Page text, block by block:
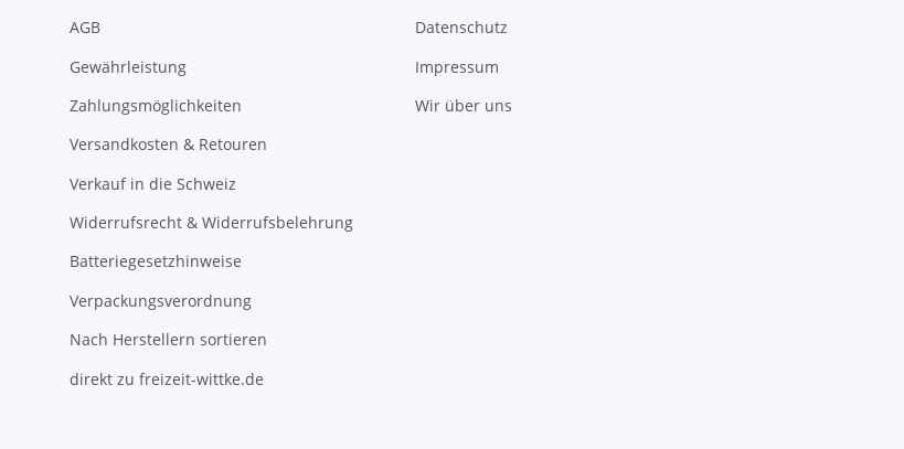
AGB
Gewährleistung
Zahlungsmöglichkeiten
Versandkosten & Retouren
Verkauf in die Schweiz
Widerrufsrecht & Widerrufsbelehrung
Batteriegesetzhinweise
Verpackungsverordnung
Nach Herstellern sortieren
direkt zu freizeit-wittke.de
Datenschutz
Impressum
Wir über uns